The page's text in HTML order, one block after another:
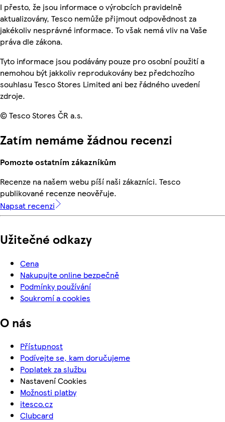
I přesto, že jsou informace o výrobcích pravidelně
aktualizovány, Tesco nemůže přijmout odpovědnost za
jakékoliv nesprávné informace. To však nemá vliv na Vaše
práva dle zákona.
Tyto informace jsou podávány pouze pro osobní použití a
nemohou být jakkoliv reprodukovány bez předchozího
souhlasu Tesco Stores Limited ani bez řádného uvedení
zdroje.
© Tesco Stores ČR a.s.
Zatím nemáme žádnou recenzi
Pomozte ostatním zákazníkům
Recenze na našem webu píší naši zákazníci. Tesco
publikované recenze neověřuje.
Napsat recenzi
Užitečné odkazy
Cena
Nakupujte online bezpečně
Podmínky používání
Soukromí a cookies
O nás
Přístupnost
Podívejte se, kam doručujeme
Poplatek za službu
Nastavení Cookies
Možnosti platby
itesco.cz
Clubcard